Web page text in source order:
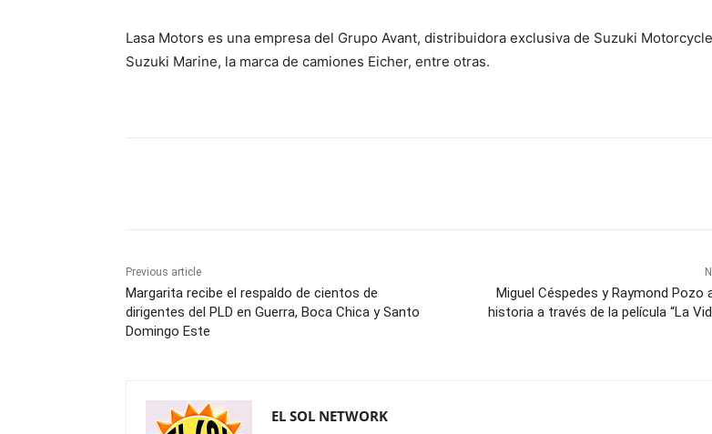
Lasa Motors es una empresa del Grupo Avant, distribuidora exclusiva de Suzuki
Suzuki Marine, la marca de camiones Eicher, entre otras.
Previous article
Margarita recibe el respaldo de cientos de
dirigentes del PLD en Guerra, Boca Chica y Santo
Domingo Este
Miguel Céspedes y Raymond Pozo
historia a través de la película “La
EL SOL NETWORK